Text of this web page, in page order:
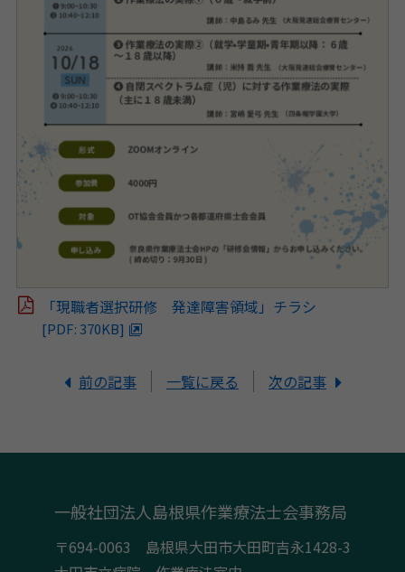
「現職者選択研修 発達障害領域」チラシ
[PDF: 370KB]
前の記事 一覧に戻る 次の記事
一般社団法人島根県作業療法士会事務局
〒694-0063 島根県大田市大田町吉永1428-3